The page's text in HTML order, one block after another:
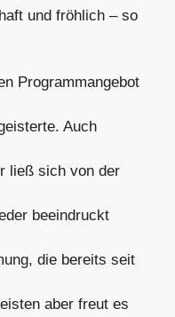
und fröhlich – so
Programmangebot
Auch
ließ sich von der
beeindruckt
die bereits seit
aber freut es